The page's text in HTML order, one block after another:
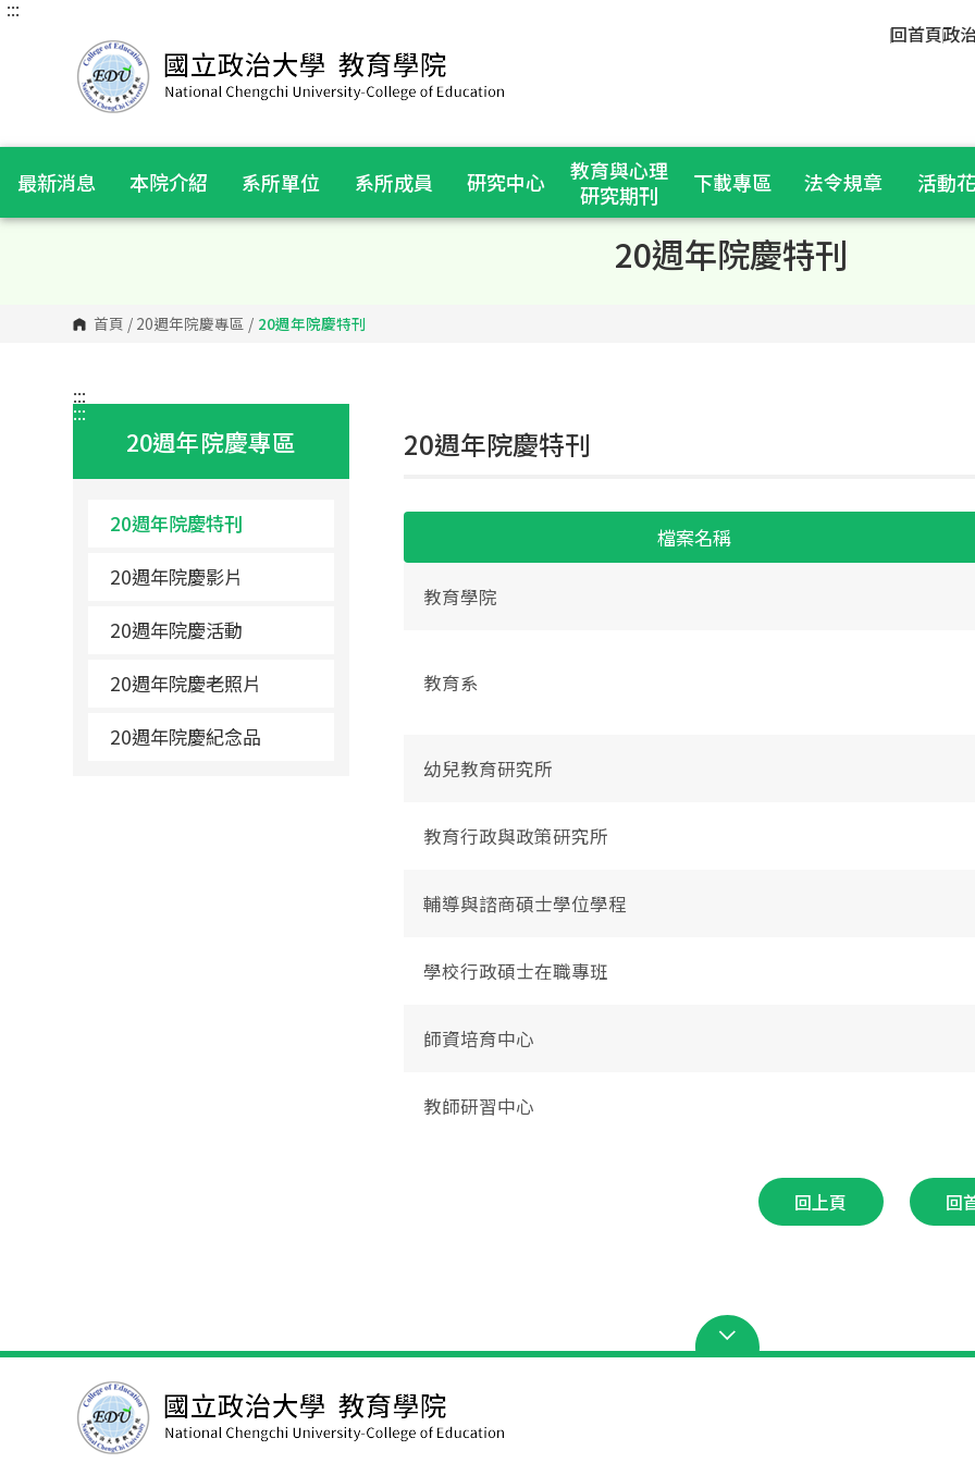
跳
:::
回首頁政
最新消息 本院介紹 系所單位 系所成員 研究中心
教育與心理
研究期刊
下載專區 法令規章 活動
20週年院慶特刊
首頁 / 20週年院慶專區 / 20週年院慶特刊
:::
20週年院慶專區
20週年院慶特刊
20週年院慶影片
20週年院慶活動
20週年院慶老照片
20週年院慶紀念品
:::
20週年院慶特刊
檔案名稱
教育學院
教育系
幼兒教育研究所
教育行政與政策研究所
輔導與諮商碩士學位學程
學校行政碩士在職專班
師資培育中心
教師研習中心
回上頁 回